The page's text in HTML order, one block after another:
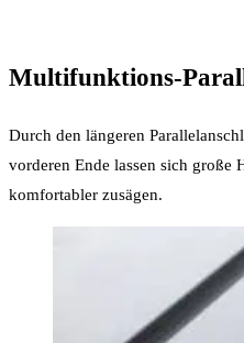
Multifunktions-
Durch den längeren
vorderen Ende lassen sich große
komfortabler zusägen.